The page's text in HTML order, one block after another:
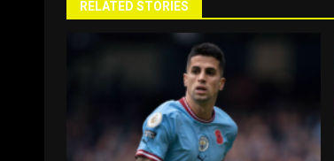
RELATED STORIES